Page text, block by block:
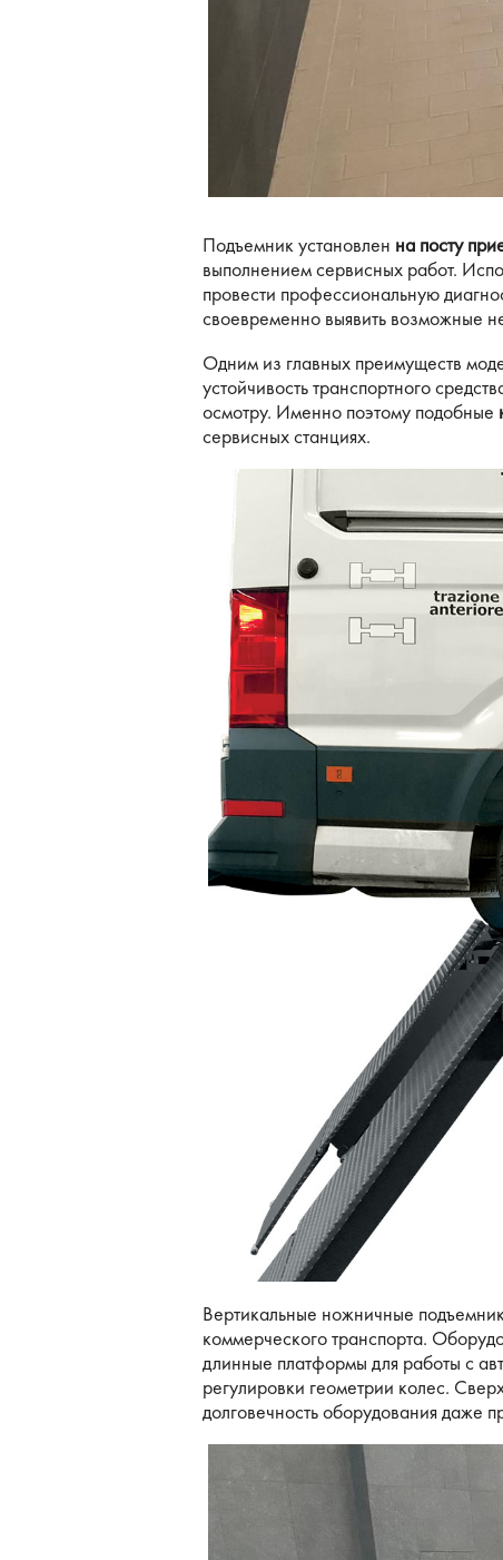
Подъемник установлен на посту
выполнением сервисных работ.
провести профессиональную
своевременно выявить возможные
Одним из главных преимуществ
устойчивость транспортного
осмотру. Именно поэтому подобные
сервисных станциях.
Вертикальные ножничные
коммерческого транспорта.
длинные платформы для работы с
регулировки геометрии колес.
долговечность оборудования даже